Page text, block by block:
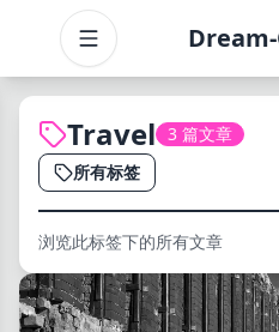
Toggle menu
Travel 3 篇文章
所有标签
浏览此标签下的所有文章